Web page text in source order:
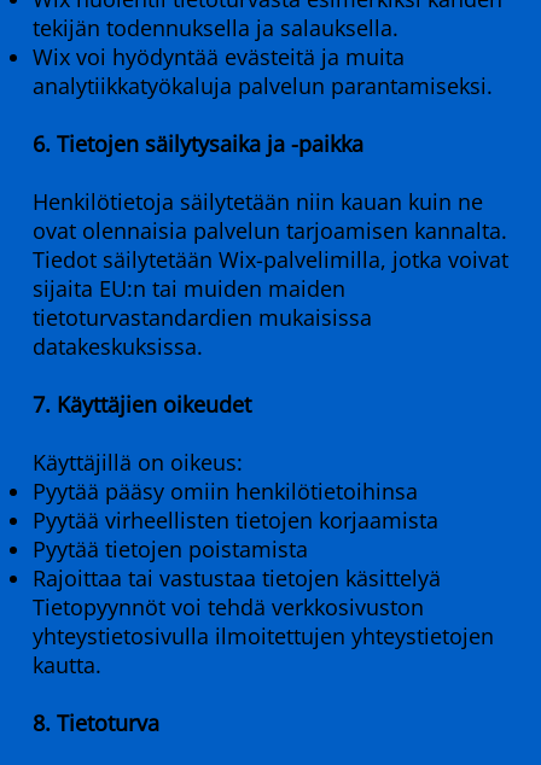
tekijän todennuksella ja salauksella.
Wix voi hyödyntää evästeitä ja muita
analytiikkatyökaluja palvelun parantamiseksi.
6. Tietojen säilytysaika ja -paikka
Henkilötietoja säilytetään niin kauan kuin ne
ovat olennaisia palvelun tarjoamisen kannalta.
Tiedot säilytetään Wix-palvelimilla, jotka voivat
sijaita EU:n tai muiden maiden
tietoturvastandardien mukaisissa
datakeskuksissa.
7. Käyttäjien oikeudet
Käyttäjillä on oikeus:
Pyytää pääsy omiin henkilötietoihinsa
Pyytää virheellisten tietojen korjaamista
Pyytää tietojen poistamista
Rajoittaa tai vastustaa tietojen käsittelyä
Tietopyynnöt voi tehdä verkkosivuston
yhteystietosivulla ilmoitettujen yhteystietojen
kautta.
8. Tietoturva